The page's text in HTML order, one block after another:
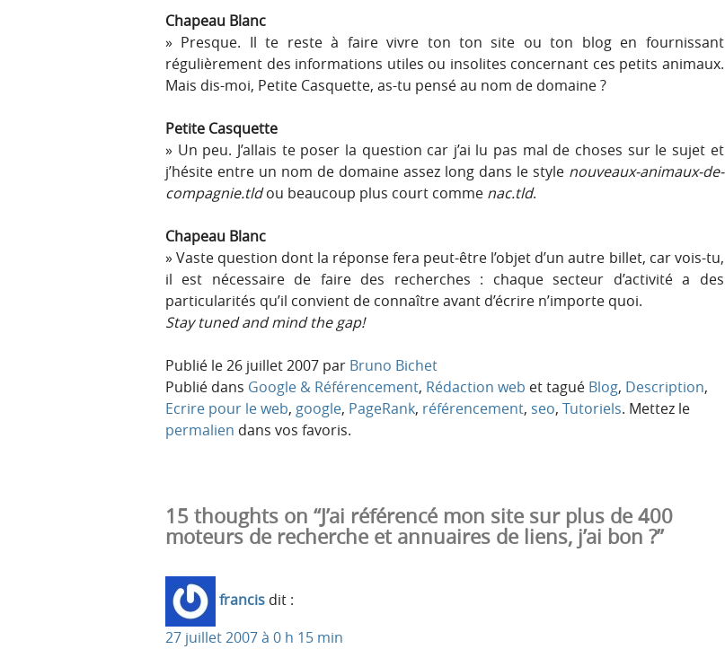
Chapeau Blanc
Presque. Il te reste à faire vivre ton ton site ou ton blog en fournissant
régulièrement des informations utiles ou insolites concernant ces petits animaux.
Mais dis-moi, Petite Casquette, as-tu pensé au nom de domaine ?
Petite Casquette
Un peu. J’allais te poser la question car j’ai lu pas mal de choses sur le sujet et
j’hésite entre un nom de domaine assez long dans le style nouveaux-animaux-de-
compagnie.tldou beaucoup plus court comme nac.tld.
Chapeau Blanc
Vaste question dont la réponse fera peut-être l’objet d’un autre billet, car vois-tu,
il est nécessaire de faire des recherches : chaque secteur d’activité a des
particularités qu’il convient de connaître avant d’écrire n’importe quoi.
Stay tuned and mind the gap!
Publié le26 juillet 2007 par Bruno Bichet
Publié dans Google & Référencement, Rédaction web et tagué Blog, Description,
Ecrire pour le web, google, PageRank, référencement, seo, Tutoriels. Mettez le
permalien dans vos favoris.
15 thoughts on “J’ai référencé mon site sur plus de 400
moteurs de recherche et annuaires de liens, j’ai bon ?”
francis dit :
27 juillet 2007 à 0 h 15 min